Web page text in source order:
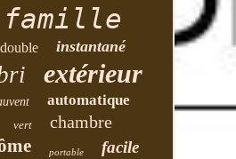
famille
double instantané
extérieur
automatique
vert chambre
portable facile